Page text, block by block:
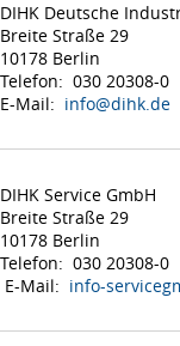
DIHK Deutsche
Breite Straße 29
10178 Berlin
Telefon: 030
E-Mail: info@dihk.de
DIHK Service GmbH
Breite Straße 29
10178 Berlin
Telefon: 030 20308-0
E-Mail: info-